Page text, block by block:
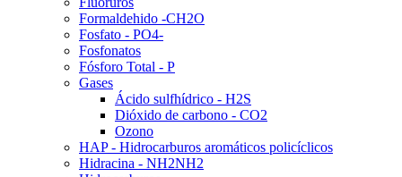
Formaldehido -CH2O
Fosfato - PO4-
Fosfonatos
Fósforo Total - P
Gases
Ácido sulfhídrico - H2S
Dióxido de carbono - CO2
Ozono
HAP - Hidrocarburos aromáticos policíclicos
Hidracina - NH2NH2